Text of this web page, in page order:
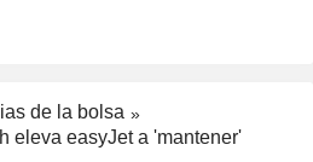
de la bolsa
eleva easyJet a 'mantener'